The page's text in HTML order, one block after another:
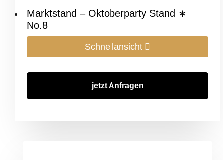
Marktstand – Oktoberparty Stand ∗
No.8
Schnellansicht
jetzt Anfragen